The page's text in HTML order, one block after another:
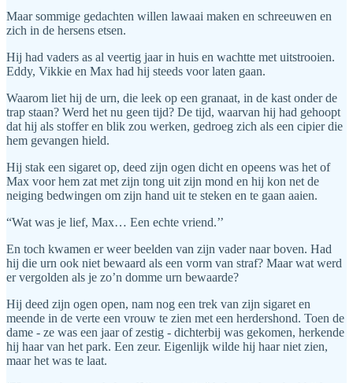
Maar sommige gedachten willen lawaai maken en schreeuwen en
zich in de hersens etsen.
Hij had vaders as al veertig jaar in huis en wachtte met uitstrooien.
Eddy, Vikkie en Max had hij steeds voor laten gaan.
Waarom liet hij de urn, die leek op een granaat, in de kast onder de
trap staan? Werd het nu geen tijd? De tijd, waarvan hij had gehoopt
dat hij als stoffer en blik zou werken, gedroeg zich als een cipier die
hem gevangen hield.
Hij stak een sigaret op, deed zijn ogen dicht en opeens was het of
Max voor hem zat met zijn tong uit zijn mond en hij kon net de
neiging bedwingen om zijn hand uit te steken en te gaan aaien.
“Wat was je lief, Max… Een echte vriend.’’
En toch kwamen er weer beelden van zijn vader naar boven. Had
hij die urn ook niet bewaard als een vorm van straf? Maar wat werd
er vergolden als je zo’n domme urn bewaarde?
Hij deed zijn ogen open, nam nog een trek van zijn sigaret en
meende in de verte een vrouw te zien met een herdershond. Toen de
dame - ze was een jaar of zestig - dichterbij was gekomen, herkende
hij haar van het park. Een zeur. Eigenlijk wilde hij haar niet zien,
maar het was te laat.